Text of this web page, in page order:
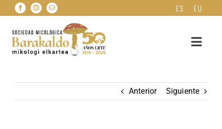
Saltar
al
contenido
ES EU
Toggle
QUIENES SOMOS
Anterior Siguiente